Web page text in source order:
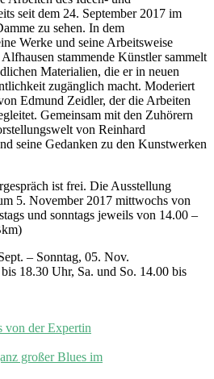
seit dem 24. September 2017 im
zu sehen. In dem
Werke und seine Arbeitsweise
stammende Künstler sammelt
Materialien, die er in neuen
zugänglich macht. Moderiert
Edmund Zeidler, der die Arbeiten
Gemeinsam mit den Zuhörern
von Reinhard
seine Gedanken zu den Kunstwerken
ist frei. Die Ausstellung
5. November 2017 mittwochs von
und sonntags jeweils von 14.00 –
– Sonntag, 05. Nov.
18.30 Uhr, Sa. und So. 14.00 bis
von der Expertin
großer Blues im